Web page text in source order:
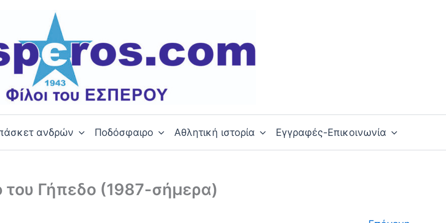
ανδρών Ποδόσφαιρο Αθλητική ιστορία Εγγραφές-Επικοινωνία
Γήπεδο (1987-σήμερα)